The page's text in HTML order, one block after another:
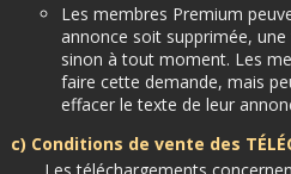
Les membres Premium
annonce soit supprimée,
sinon à tout moment. Les
faire cette demande, mais
effacer le texte de leur
c) Conditions de vente des